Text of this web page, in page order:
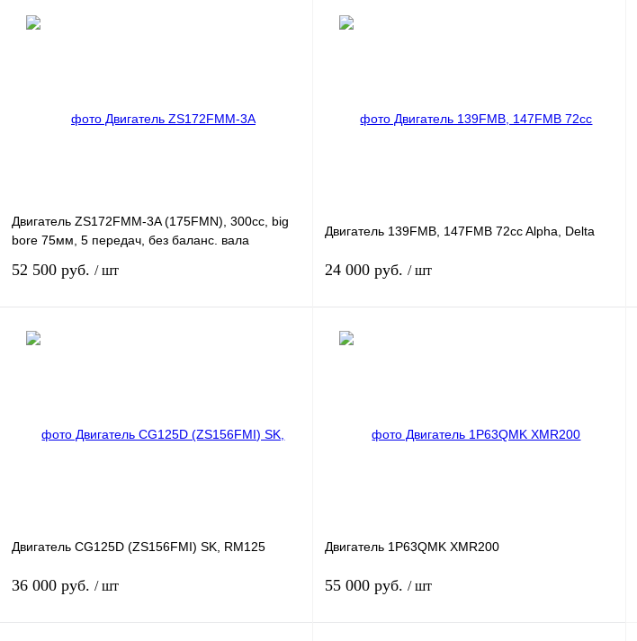
Двигатель ZS172FMM-3A (175FMN), 300сс, big
bore 75мм, 5 передач, без баланс. вала
52 500 руб. / шт
Двигатель 139FMB, 147FMB 72cc Alpha, Delta
24 000 руб. / шт
Двигатель CG125D (ZS156FMI) SK, RM125
36 000 руб. / шт
Двигатель 1P63QMK XMR200
55 000 руб. / шт